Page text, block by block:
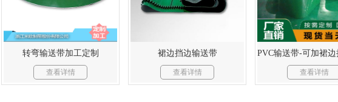
转弯输送带加工定制
查看详情
裙边挡边输送带
查看详情 查看详情